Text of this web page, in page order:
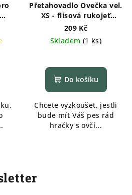
Přetahovadlo Ovečka vel.
XS - flísová rukojeť
RŮŽOVÁ
209 Kč
Skladem (1 ks)
Do košíku
Chcete vyzkoušet, jestli
bude mít Váš pes rád
hračky s ovčí...